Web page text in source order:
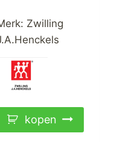
Zwilling
kopen